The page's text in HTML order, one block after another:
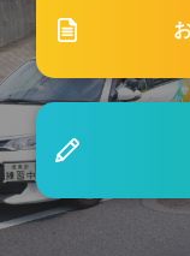
ポイントを解説」
ブログ
#22「【自動車
いい理由」